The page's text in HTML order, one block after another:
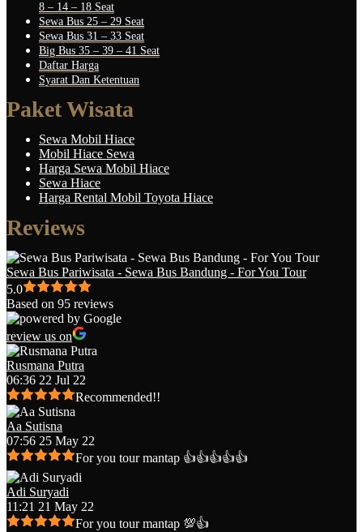
8 – 14 – 18 Seat
Sewa Bus 25 – 29 Seat
Sewa Bus 31 – 33 Seat
Big Bus 35 – 39 – 41 Seat
Daftar Harga
Syarat Dan Ketentuan
Paket Wisata
Sewa Mobil Hiace
Mobil Hiace Sewa
Harga Sewa Mobil Hiace
Sewa Hiace
Harga Rental Mobil Toyota Hiace
Reviews
Sewa Bus Pariwisata - Sewa Bus Bandung - For You Tour
5.0
Based on 95 reviews
review us on
Rusmana Putra
06:36 22 Jul 22
Recommended!!
Aa Sutisna
07:56 25 May 22
For you tour mantap 👍👍👍👍👍
Adi Suryadi
11:21 21 May 22
For you tour mantap 💯👍